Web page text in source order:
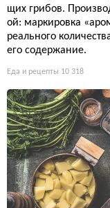
щих грибов.
ой: маркировка
реального
его содержание.
Еда и рецепты 10 318